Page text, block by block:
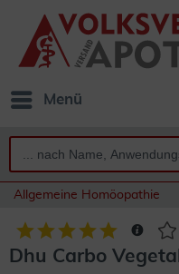
Menü
Allgemeine Homöopathie
Dhu Carbo